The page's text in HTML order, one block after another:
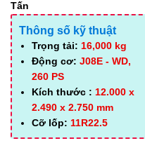
Tấn
Thông số kỹ thuật
Trọng tải: 16,000 kg
Động cơ: J08E - WD,
260 PS
Kích thước : 12.000 x
2.490 x 2.750 mm
Cỡ lốp: 11R22.5